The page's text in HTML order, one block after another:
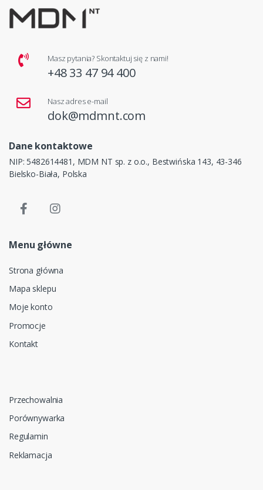
Masz pytania? Skontaktuj się z nami!
+48 33 47 94 400
Nasz adres e-mail
dok@mdmnt.com
Dane kontaktowe
NIP: 5482614481, MDM NT sp. z o.o., Bestwińska 143, 43-346
Bielsko-Biała, Polska
Menu główne
Strona główna
Mapa sklepu
Moje konto
Promocje
Kontakt
Przechowalnia
Porównywarka
Regulamin
Reklamacja